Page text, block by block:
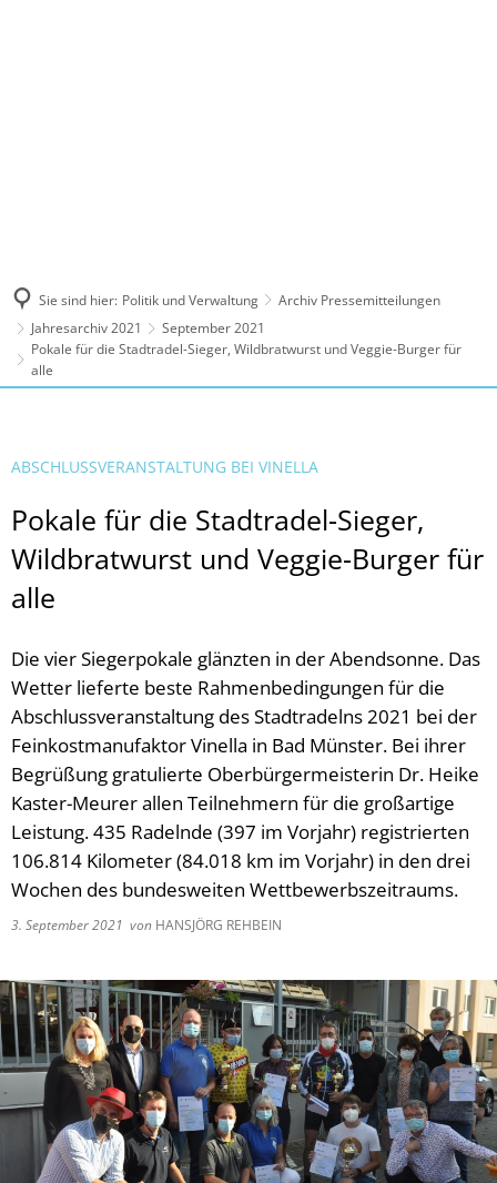
Sie sind hier: Politik und Verwaltung
Archiv Pressemitteilungen
Jahresarchiv 2021
September 2021
Pokale für die Stadtradel-Sieger, Wildbratwurst und Veggie-Burger für
alle
ABSCHLUSSVERANSTALTUNG BEI VINELLA
Pokale für die Stadtradel-Sieger,
Wildbratwurst und Veggie-Burger für
alle
Die vier Siegerpokale glänzten in der Abendsonne. Das
Wetter lieferte beste Rahmenbedingungen für die
Abschlussveranstaltung des Stadtradelns 2021 bei der
Feinkostmanufaktor Vinella in Bad Münster. Bei ihrer
Begrüßung gratulierte Oberbürgermeisterin Dr. Heike
Kaster-Meurer allen Teilnehmern für die großartige
Leistung. 435 Radelnde (397 im Vorjahr) registrierten
106.814 Kilometer (84.018 km im Vorjahr) in den drei
Wochen des bundesweiten Wettbewerbszeitraums.
3. September 2021 von HANSJÖRG REHBEIN